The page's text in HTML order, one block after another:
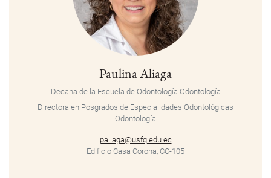
Paulina Aliaga
Decana de la Escuela de Odontología Odontología
Directora en Posgrados de Especialidades Odontológicas
Odontología
paliaga@usfq.edu.ec
Edificio Casa Corona, CC-105